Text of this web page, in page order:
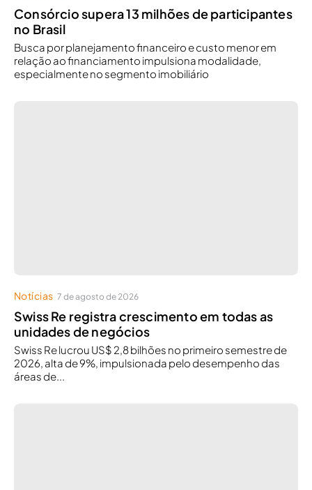
Consórcio supera 13 milhões de participantes
no Brasil
Busca por planejamento financeiro e custo menor em
relação ao financiamento impulsiona modalidade,
especialmente no segmento imobiliário
Notícias 7 de agosto de 2026
Swiss Re registra crescimento em todas as
unidades de negócios
Swiss Re lucrou US$ 2,8 bilhões no primeiro semestre de
2026, alta de 9%, impulsionada pelo desempenho das
áreas de...